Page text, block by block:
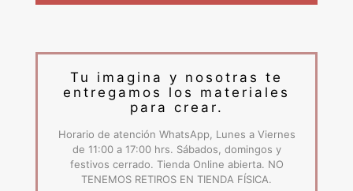
Tu imagina y nosotras te
entregamos los materiales
para crear.
Horario de atención WhatsApp, Lunes a Viernes
de 11:00 a 17:00 hrs. Sábados, domingos y
festivos cerrado. Tienda Online abierta. NO
TENEMOS RETIROS EN TIENDA FÍSICA.